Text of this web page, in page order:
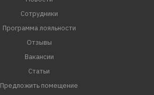
Сотрудники
Программа лояльности
Отзывы
Вакансии
Статьи
Предложить помещение